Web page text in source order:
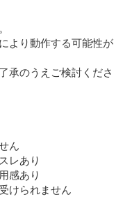
より動作する可能性が
承のうえご検討くださ
ん
レあり
感あり
けられません